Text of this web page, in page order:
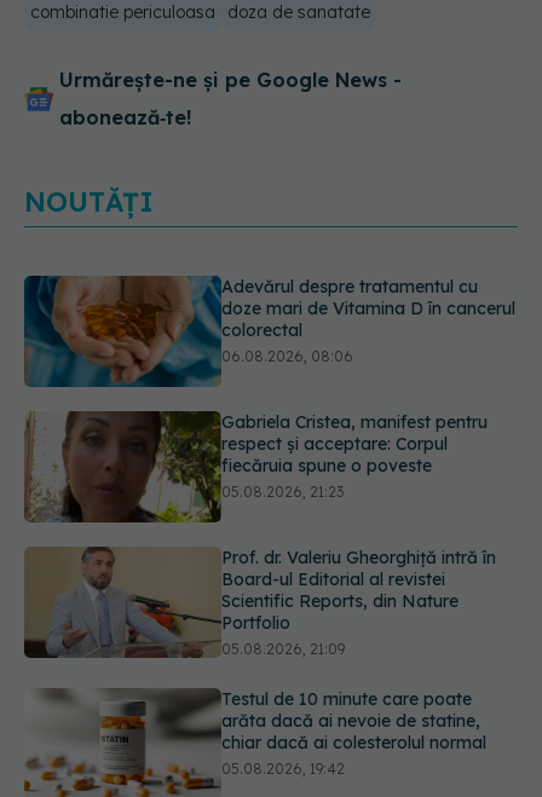
combinatie periculoasa
doza de sanatate
Urmărește-ne și pe Google News -
abonează‑te!
NOUTĂȚI
Gabriela Cristea, manifest pentru
respect și acceptare: Corpul
fiecăruia spune o poveste
05.08.2026, 21:23
Prof. dr. Valeriu Gheorghiță intră în
Board-ul Editorial al revistei
Scientific Reports, din Nature
Portfolio
Testul de 10 minute care poate
arăta dacă ai nevoie de statine,
chiar dacă ai colesterolul normal
05.08.2026, 19:42
Unde trebuie să ții pâinea când
afară este caniculă. Greșeala care o
usucă sau o umple de mucegai în
doar câteva zile